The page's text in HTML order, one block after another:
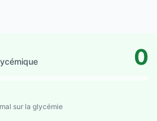
0
sur la glycémie